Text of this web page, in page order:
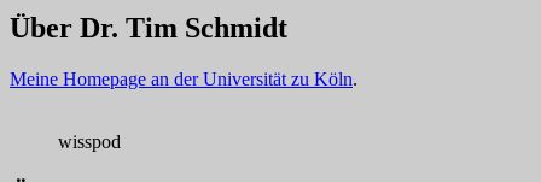
Über Dr. Tim Schmidt
Meine Homepage an der Universität zu Köln.
wisspod